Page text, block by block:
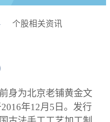
个股相关资讯
身为北京老铺黄金文
年12月5日。发行